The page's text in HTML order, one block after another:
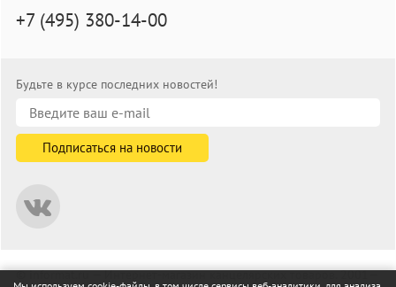
+7 (495) 380-14-00
Будьте в курсе последних новостей!
© informat.ru — Интернет-магазин канцелярских товаров. 2001—